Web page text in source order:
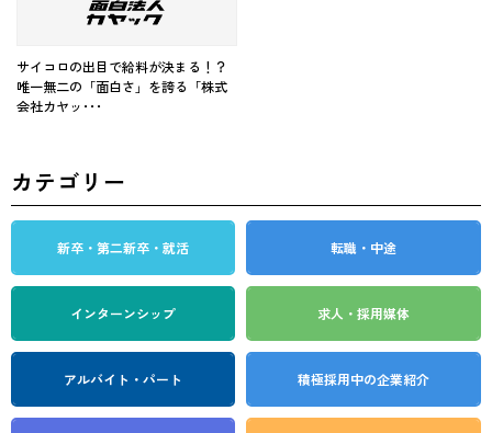
サイコロの出目で給料が決まる！？
唯一無二の「面白さ」を誇る「株式
会社カヤッ･･･
カテゴリー
新卒・第二新卒・就活 転職・中途
インターンシップ 求人・採用媒体
アルバイト・パート 積極採用中の企業紹介